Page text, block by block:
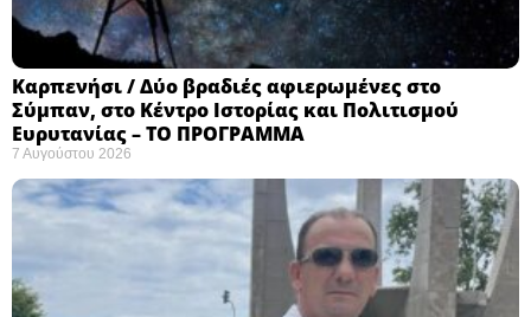
Καρπενήσι / Δύο βραδιές αφιερωμένες στο
Σύμπαν, στο Κέντρο Ιστορίας και Πολιτισμού
Ευρυτανίας – ΤΟ ΠΡΟΓΡΑΜΜΑ
7 Αυγούστου 2026